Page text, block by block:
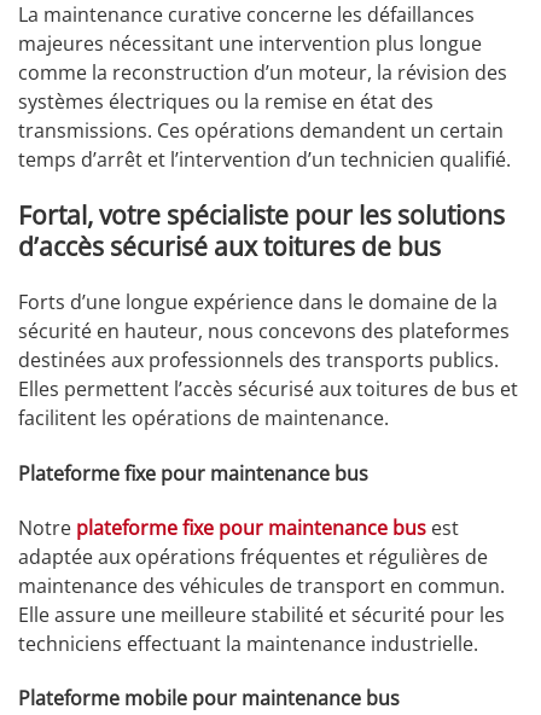
La maintenance curative concerne les défaillances
majeures nécessitant une intervention plus longue
comme la reconstruction d’un moteur, la révision des
systèmes électriques ou la remise en état des
transmissions. Ces opérations demandent un certain
temps d’arrêt et l’intervention d’un technicien qualifié.
Fortal, votre spécialiste pour les solutions
d’accès sécurisé aux toitures de bus
Forts d’une longue expérience dans le domaine de la
sécurité en hauteur, nous concevons des plateformes
destinées aux professionnels des transports publics.
Elles permettent l’accès sécurisé aux toitures de bus et
facilitent les opérations de maintenance.
Plateforme fixe pour maintenance bus
Notre plateforme fixe pour maintenance bus est
adaptée aux opérations fréquentes et régulières de
maintenance des véhicules de transport en commun.
Elle assure une meilleure stabilité et sécurité pour les
techniciens effectuant la maintenance industrielle.
Plateforme mobile pour maintenance bus